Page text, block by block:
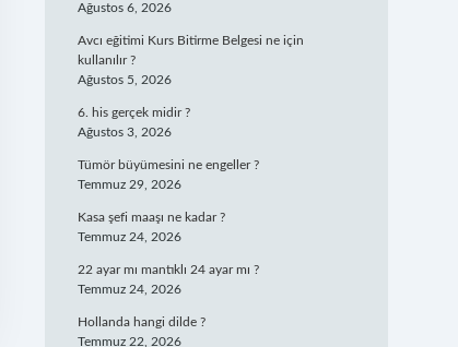
Ağustos 6, 2026
Avcı eğitimi Kurs Bitirme Belgesi ne için
kullanılır ?
Ağustos 5, 2026
6. his gerçek midir ?
Ağustos 3, 2026
Tümör büyümesini ne engeller ?
Temmuz 29, 2026
Kasa şefi maaşı ne kadar ?
Temmuz 24, 2026
22 ayar mı mantıklı 24 ayar mı ?
Temmuz 24, 2026
Hollanda hangi dilde ?
Temmuz 22, 2026